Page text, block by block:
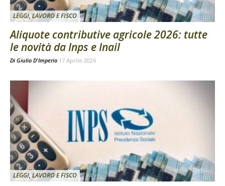
LEGGI, LAVORO E FISCO
Aliquote contributive agricole 2026: tutte
le novità da Inps e Inail
Di Giulio D'Imperio 17 Aprile 2026
LEGGI, LAVORO E FISCO